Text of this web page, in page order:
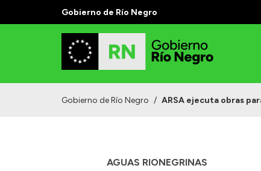
Gobierno de Río Negro
Gobierno de Río Negro / ARSA ejecuta obras
AGUAS RIONEGRINAS